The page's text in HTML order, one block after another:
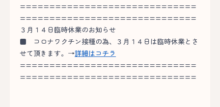
==============================
==============================
３月１４日臨時休業のお知らせ
■ コロナワクチン接種の為、３月１４日は臨時休業とさ
せて頂きます。→詳細はコチラ
==============================
==============================